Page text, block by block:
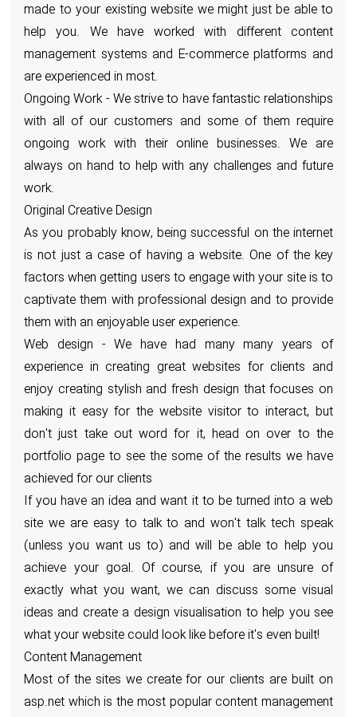
made to your existing website we might just be able to
help you. We have worked with different content
management systems and E-commerce platforms and
are experienced in most.
Ongoing Work - We strive to have fantastic relationships
with all of our customers and some of them require
ongoing work with their online businesses. We are
always on hand to help with any challenges and future
work.
Original Creative Design
As you probably know, being successful on the internet
is not just a case of having a website. One of the key
factors when getting users to engage with your site is to
captivate them with professional design and to provide
them with an enjoyable user experience.
Web design - We have had many many years of
experience in creating great websites for clients and
enjoy creating stylish and fresh design that focuses on
making it easy for the website visitor to interact, but
don't just take out word for it, head on over to the
portfolio page to see the some of the results we have
achieved for our clients
If you have an idea and want it to be turned into a web
site we are easy to talk to and won't talk tech speak
(unless you want us to) and will be able to help you
achieve your goal. Of course, if you are unsure of
exactly what you want, we can discuss some visual
ideas and create a design visualisation to help you see
what your website could look like before it's even built!
Content Management
Most of the sites we create for our clients are built on
asp.net which is the most popular content management